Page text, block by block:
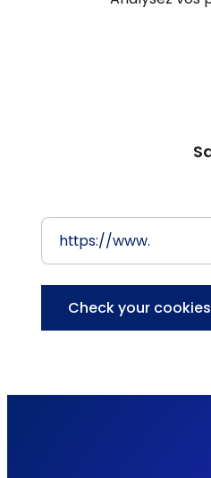
Check your cookies